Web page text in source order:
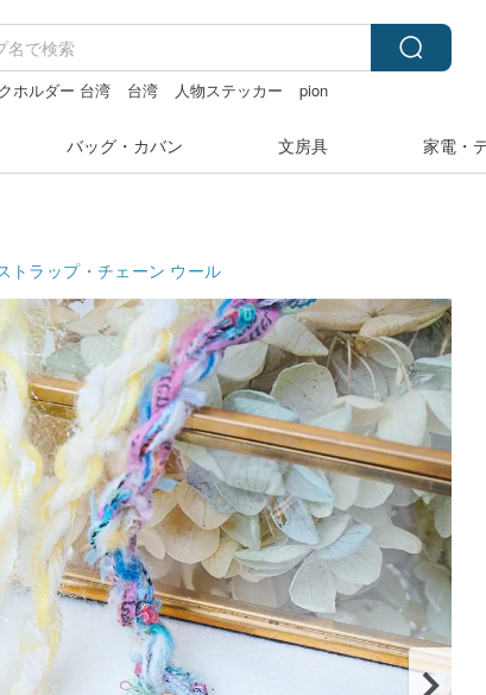
ホルダー 台湾 台湾 人物ステッカー
pion
バッグ・カバン 文房具 家電・
トラップ・チェーン ウール